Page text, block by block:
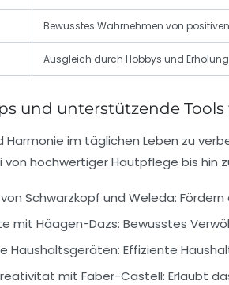
Bewusstes Wahrnehmen von
Ausgleich durch Hobbys und Erholung
und unterstützende
Harmonie im täglichen Leben zu
hochwertiger Hautpflege bis hin
Schwarzkopf und Weleda:
mit Häagen-Dazs: Bewusstes
Haushaltsgeräten: Effiziente
mit Faber-Castell: Erlaubt